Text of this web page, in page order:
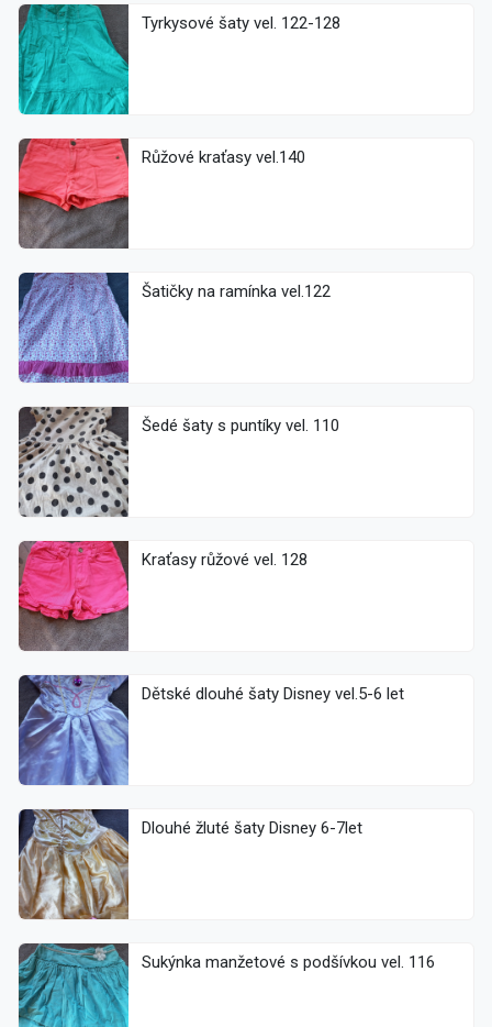
Tyrkysové šaty vel. 122-128
Růžové kraťasy vel.140
Šatičky na ramínka vel.122
Šedé šaty s puntíky vel. 110
Kraťasy růžové vel. 128
Dětské dlouhé šaty Disney vel.5-6 let
Dlouhé žluté šaty Disney 6-7let
Sukýnka manžetové s podšívkou vel. 116